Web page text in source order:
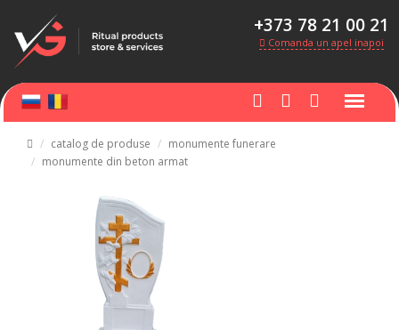
+373 78 21 00 21
Comanda un apel inapoi
catalog de produse
monumente funerare
monumente din beton armat